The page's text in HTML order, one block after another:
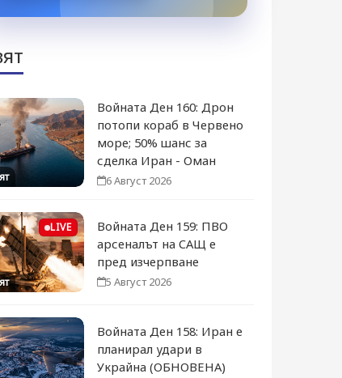
Войната Ден 160: Дрон
потопи кораб в Червено
море; 50% шанс за
сделка Иран - Оман
6 Август 2026
LIVE
Войната Ден 159: ПВО
арсеналът на САЩ е
пред изчерпване
5 Август 2026
Войната Ден 158: Иран е
планирал удари в
Украйна (ОБНОВЕНА)